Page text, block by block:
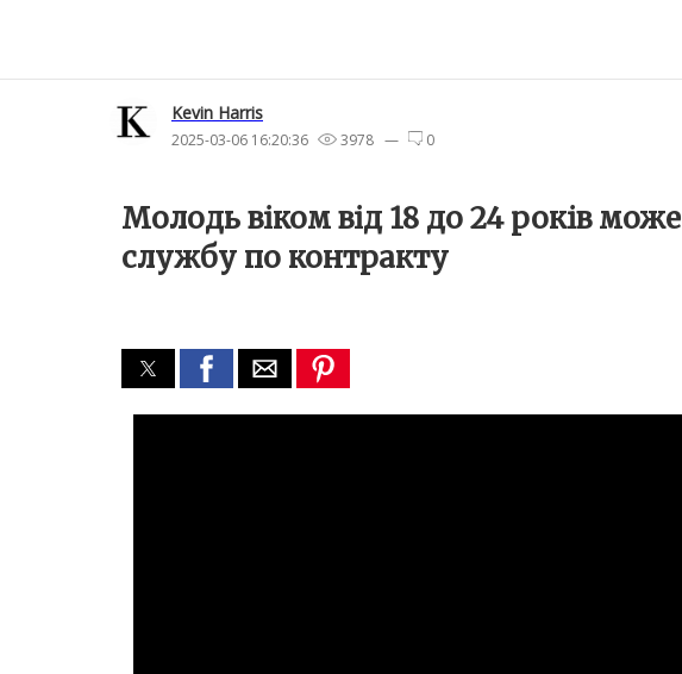
Kevin Harris
2025-03-06 16:20:36 3978 — 0
Молодь віком від 18 до 24 років
службу по контракту